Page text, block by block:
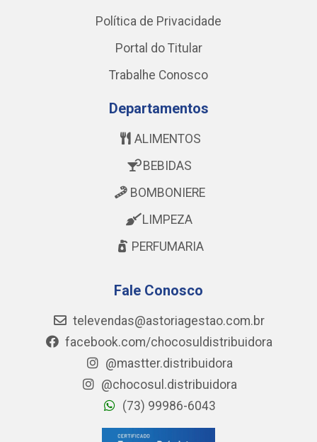
Política de Privacidade
Portal do Titular
Trabalhe Conosco
Departamentos
ALIMENTOS
BEBIDAS
BOMBONIERE
LIMPEZA
PERFUMARIA
Fale Conosco
televendas@astoriagestao.com.br
facebook.com/chocosuldistribuidora
@mastter.distribuidora
@chocosul.distribuidora
(73) 99986-6043